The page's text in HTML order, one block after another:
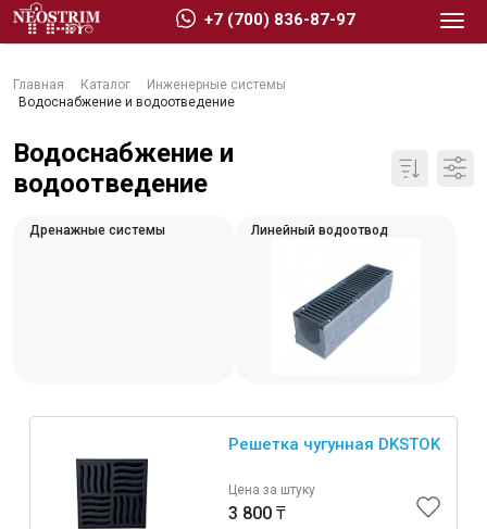
Главная Каталог
Инженерные системы
Водоснабжение и водоотведение
Водоснабжение и
водоотведение
Дренажные системы Линейный водоотвод
Решетка чугунная DKSTOK
Цена за штуку
3 800 ₸
+7 (700) 836-87-97
Стройматериалы
Интерьер и отделка